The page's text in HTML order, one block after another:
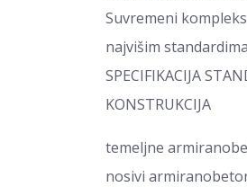
Suvremeni
najvišim
SPECIFIKACIJA
KONSTRUKCIJA
temeljne
nosivi